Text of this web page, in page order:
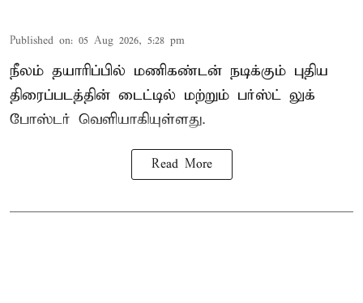
Published on: 05 Aug 2026, 5:28 pm
நீலம் தயாரிப்பில் மணிகண்டன் நடிக்கும் புதிய
திரைப்படத்தின் டைட்டில் மற்றும் பர்ஸ்ட் லுக்
போஸ்டர் வெளியாகியுள்ளது.
Read More